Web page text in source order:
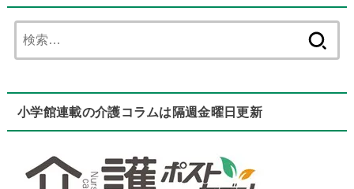
索:
小学館連載の介護コラムは隔週金曜日更新